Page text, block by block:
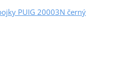
PUIG 20003N černý